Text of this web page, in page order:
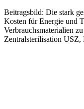
Beitragsbild: Die stark
Kosten für Energie und
Verbrauchsmaterialien
Zentralsterilisation